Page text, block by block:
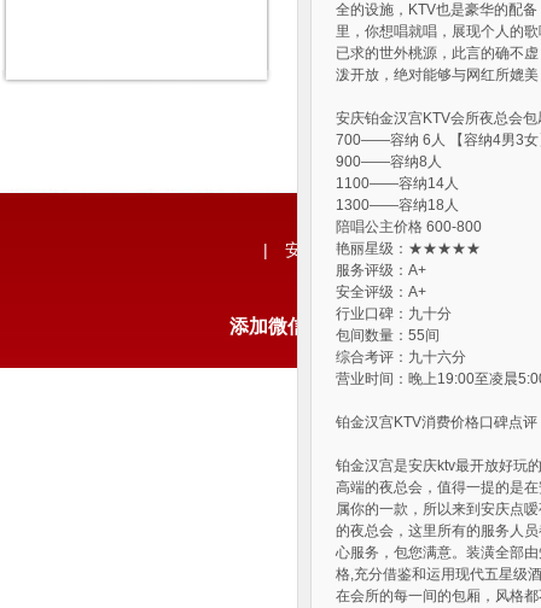
全的设施，KTV也是豪华的配
里，你想唱就唱，展现个人的
已求的世外桃源，此言的确不
泼开放，绝对能够与网红所媲
安庆铂金汉宫KTV会所夜总会
700——容纳 6人 【容纳4男3女
900——容纳8人
1100——容纳14人
1300——容纳18人
陪唱公主价格 600-800
艳丽星级：★★★★★
服务评级：A+
安全评级：A+
行业口碑：九十分
包间数量：55间
综合考评：九十六分
营业时间：晚上19:00至凌晨
铂金汉宫KTV消费价格口碑点评
铂金汉宫是安庆ktv最开放好玩
高端的夜总会，值得一提的是
属你的一款，所以来到安庆点
的夜总会，这里所有的服务人
心服务，包您满意。装潢全部
格,充分借鉴和运用现代五星级
在会所的每一间的包厢，风格
| 安庆荤KTV真空会所 | 安庆真
版权所有
添加微信 155011 88850免费咨询